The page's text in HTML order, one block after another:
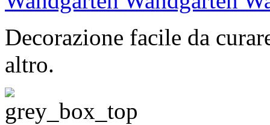
Decorazione facile da
altro.